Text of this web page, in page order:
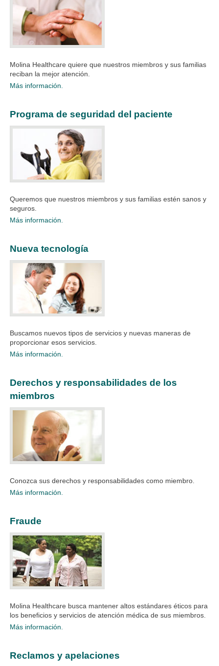
Molina Healthcare quiere que nuestros miembros y sus familias
reciban la mejor atención.​​​
Más información.
Programa de seguridad del paciente
Queremos que nuestros miembros y sus familias estén sanos y
seguros.​​​
Más información.
Nueva tecnología
Buscamos nuevos tipos de servicios y nuevas maneras de
proporcionar esos servicios.​​​
Más información.
Derechos y responsabilidades de los
miembros
Conozca sus derechos y responsabilidades como miembro.​
Más información.
Fraude
Molina Healthcare busca mantener altos estándares éticos para
los beneficios y servicios de atención médica de sus miembros.​
Más información.
Reclamos y apelaciones